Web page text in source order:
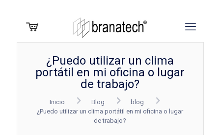
¿Puedo utilizar un clima
portátil en mi oficina o lugar
de trabajo?
Inicio Blog
blog
¿Puedo utilizar un clima portátil en mi oficina o lugar
de trabajo?